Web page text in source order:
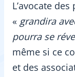
L’avocate
« grandira
pourra se
même si ce
et des